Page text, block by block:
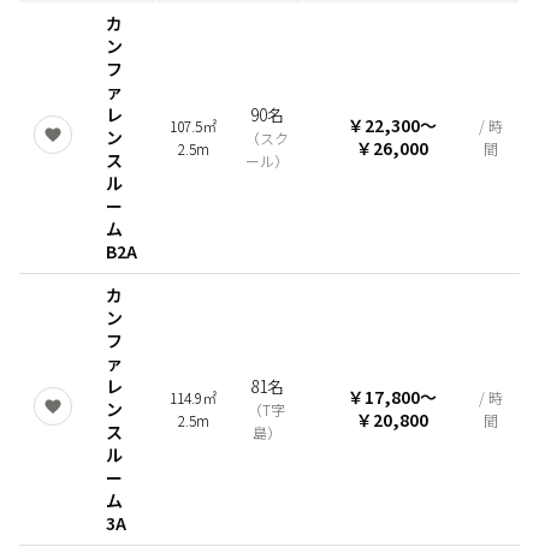
カ
ン
フ
ァ
レ
ン
ス
ル
ー
ム
B2A
107.5㎡
2.5m
90名
（スク
ール）
￥22,300〜
￥26,000
/ 時
間
カ
ン
フ
ァ
レ
ン
ス
ル
ー
ム
3A
114.9㎡
2.5m
81名
（T字
島）
￥17,800〜
￥20,800
/ 時
間